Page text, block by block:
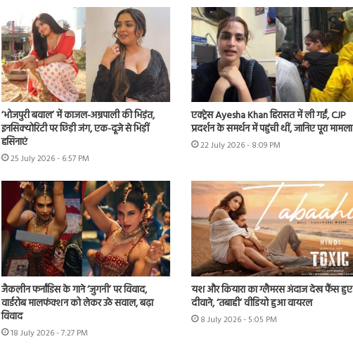
‘भोजपुरी बवाल’ में काजल-अम्रपाली की भिड़ंत,
इनसिक्योरिटी पर छिड़ी जंग, एक-दूजे से भिड़ीं
हसिनाएं
25 July 2026 - 6:57 PM
एक्ट्रेस Ayesha Khan हिरासत में ली गईं, CJP
प्रदर्शन के समर्थन में पहुंची थीं, जानिए पूरा मामला
22 July 2026 - 8:09 PM
जैकलीन फर्नांडिस के गाने ‘जुगनी’ पर विवाद,
वार्डरोब मालफंक्शन को लेकर उठे सवाल, बढ़ा
विवाद
18 July 2026 - 7:27 PM
यश और कियारा का ग्लैमरस अंदाज देख फैंस हुए
दीवाने, ‘तबाही’ वीडियो हुआ वायरल
8 July 2026 - 5:05 PM